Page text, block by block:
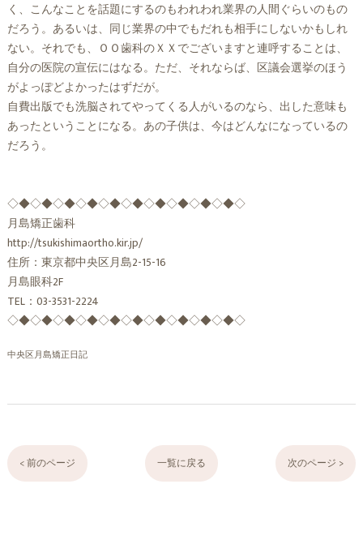
く、こんなことを話題にするのもわれわれ業界の人間ぐらいのもの
だろう。あるいは、同じ業界の中でもだれも相手にしないかもしれ
ない。それでも、ＯＯ歯科のＸＸでございますと連呼することは、
自分の医院の宣伝にはなる。ただ、それならば、区議会選挙のほう
がよっぽどよかったはずだが。
自費出版でも洗脳されてやってくる人がいるのなら、出した意味も
あったということになる。あの子供は、今はどんなになっているの
だろう。
◇◆◇◆◇◆◇◆◇◆◇◆◇◆◇◆◇◆◇◆◇
月島矯正歯科
http://tsukishimaortho.kir.jp/
住所：東京都中央区月島2-15-16
月島眼科2F
TEL：03-3531-2224
◇◆◇◆◇◆◇◆◇◆◇◆◇◆◇◆◇◆◇◆◇
中央区月島矯正日記
< 前のページ 一覧に戻る 次のページ >